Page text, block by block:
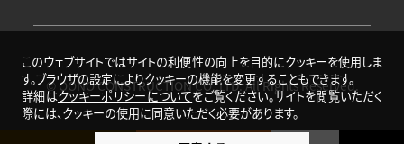
© OONO CONSTRUCTION CO.,LTD. All Rights Reserved.
このウェブサイトではサイトの利便性の向上を目的にクッキーを使用しま
す。ブラウザの設定によりクッキーの機能を変更することもできます。
詳細はクッキーポリシーについてをご覧ください。サイトを閲覧いただく
際には、クッキーの使用に同意いただく必要があります。